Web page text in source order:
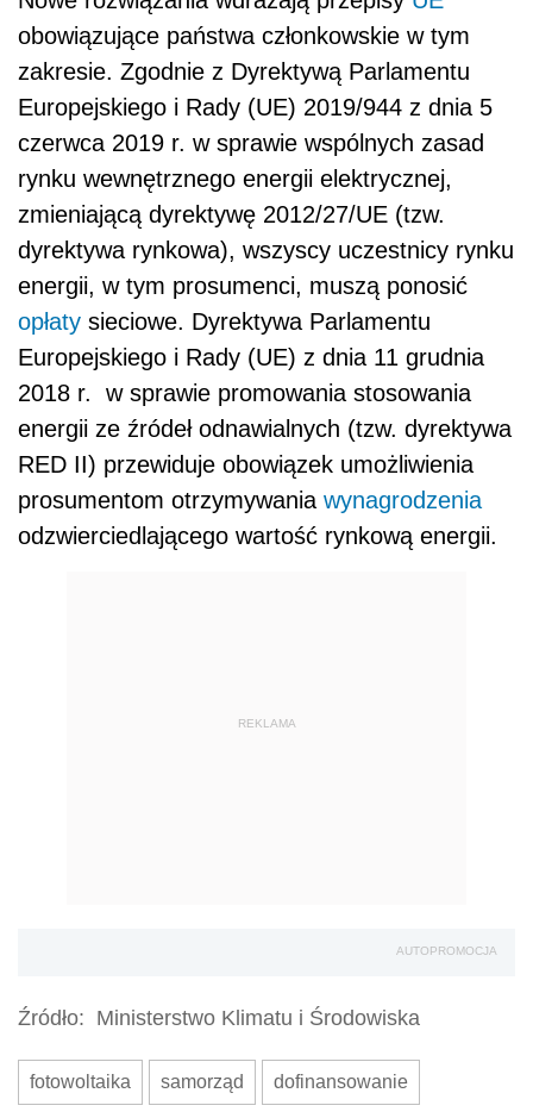
obowiązujące państwa członkowskie w tym
zakresie. Zgodnie z Dyrektywą Parlamentu
Europejskiego i Rady (UE) 2019/944 z dnia 5
czerwca 2019 r. w sprawie wspólnych zasad
rynku wewnętrznego energii elektrycznej,
zmieniającą dyrektywę 2012/27/UE (tzw.
dyrektywa rynkowa), wszyscy uczestnicy rynku
energii, w tym prosumenci, muszą ponosić
opłaty sieciowe. Dyrektywa Parlamentu
Europejskiego i Rady (UE) z dnia 11 grudnia
2018 r. w sprawie promowania stosowania
energii ze źródeł odnawialnych (tzw. dyrektywa
RED II) przewiduje obowiązek umożliwienia
prosumentom otrzymywania wynagrodzenia
odzwierciedlającego wartość rynkową energii.
REKLAMA
AUTOPROMOCJA
Źródło: Ministerstwo Klimatu i Środowiska
fotowoltaika samorząd dofinansowanie